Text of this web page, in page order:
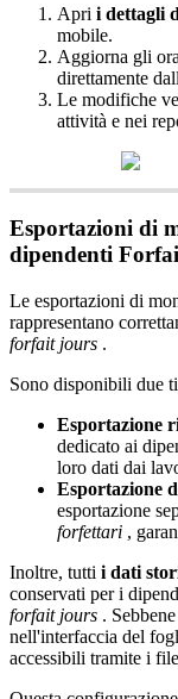
Apri i dettagli
mobile.
Aggiorna gli
direttamente
Le modifiche
attività e nei
Esportazioni di
dipendenti
Le esportazioni di
rappresentano
forfait jours .
Sono disponibili due
Esportazione
dedicato ai
loro dati dai
Esportazione
esportazione
forfettari ,
Inoltre, tutti i dati
conservati per i
forfait jours . Sebbene
nell'interfaccia del
accessibili tramite i file